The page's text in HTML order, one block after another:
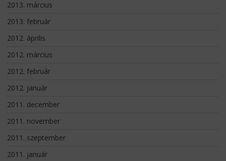
2013. március
2013. február
2012. április
2012. március
2012. február
2012. január
2011. december
2011. november
2011. szeptember
2011. január